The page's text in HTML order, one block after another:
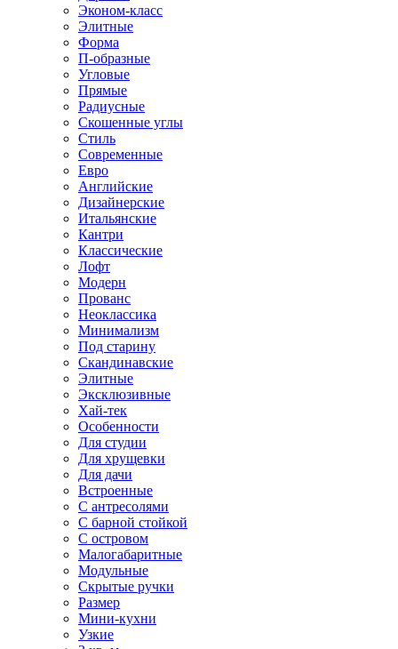
Эконом-класс
Элитные
Форма
П-образные
Угловые
Прямые
Радиусные
Скошенные углы
Стиль
Современные
Евро
Английские
Дизайнерские
Итальянские
Кантри
Классические
Лофт
Модерн
Прованс
Неоклассика
Минимализм
Под старину
Скандинавские
Элитные
Эксклюзивные
Хай-тек
Особенности
Для студии
Для хрущевки
Для дачи
Встроенные
С антресолями
С барной стойкой
С островом
Малогабаритные
Модульные
Скрытые ручки
Размер
Мини-кухни
Узкие